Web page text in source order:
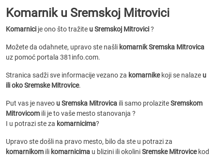
Komarnik u Sremskoj Mitrovici
Komarnici je ono što tražite u Sremskoj Mitrovici?
Možete da odahnete, upravo ste našli komarnik Sremska Mitrovica
uz pomoć portala 381info.com.
Stranica sadži sve informacije vezano za komarnikekoji se nalaze u
ili oko Sremske Mitrovice.
Put vas je naveo u Sremska Mitrovica ili samo prolaziteSremskom
Mitrovicom ili je to vaše mesto stanovanja ?
I u potrazi ste za komarnicima?
Upravo ste došli na pravo mesto, bilo da ste u potrazi za
komarnikom ili komarnicima u blizini ili okoliniSremske Mitrovicekod